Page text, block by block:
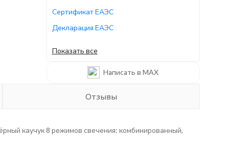
Сертификат ЕАЭС
Декларация ЕАЭС
Руководство по эксплуатации
Показать все
Написать в MAX
Отзывы
каучук 8 режимов свечения: комбинированный,